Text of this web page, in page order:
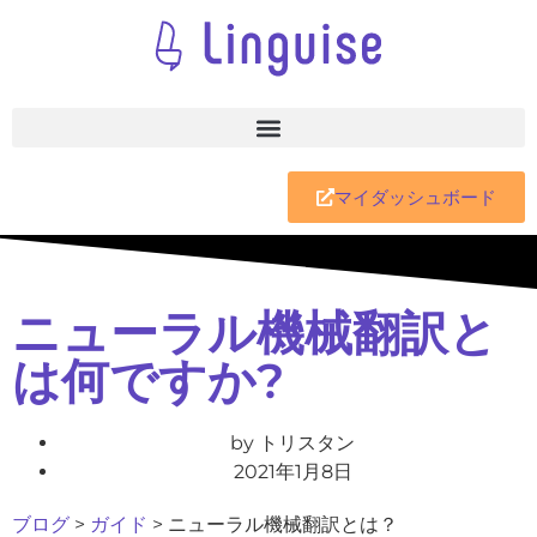
マイダッシュボード
ニューラル機械翻訳と
は何ですか?
by トリスタン
2021年1月8日
ブログ > ガイド > ニューラル機械翻訳とは？